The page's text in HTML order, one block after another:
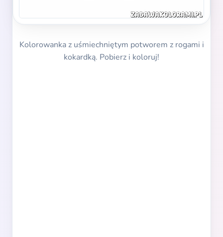
Kolorowanka z uśmiechniętym potworem z rogami i
kokardką. Pobierz i koloruj!